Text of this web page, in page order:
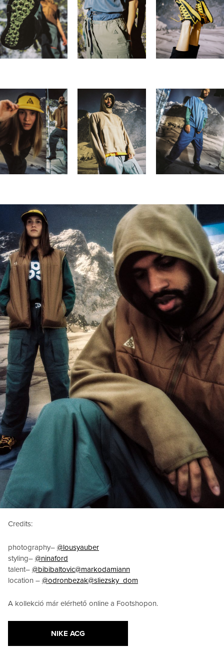
Credits:
photography– @lousyauber
styling– @ninaford
talent– @bibibaltovic@markodamiann
location – @odronbezak@sliezsky_dom
A kollekció már elérhető online a Footshopon.
NIKE ACG